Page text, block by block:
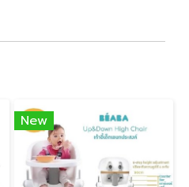
New